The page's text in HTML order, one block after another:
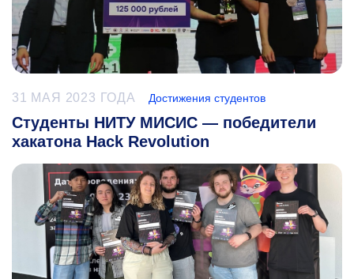
31 МАЯ 2023 ГОДА Достижения студентов
Студенты НИТУ МИСИС — победители
хакатона Hack Revolution